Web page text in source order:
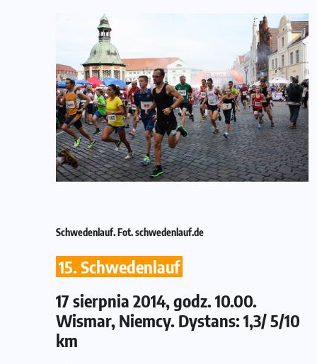
Schwedenlauf. Fot. schwedenlauf.de
15. Schwedenlauf
17 sierpnia 2014, godz. 10.00.
Wismar, Niemcy. Dystans: 1,3/ 5/10
km